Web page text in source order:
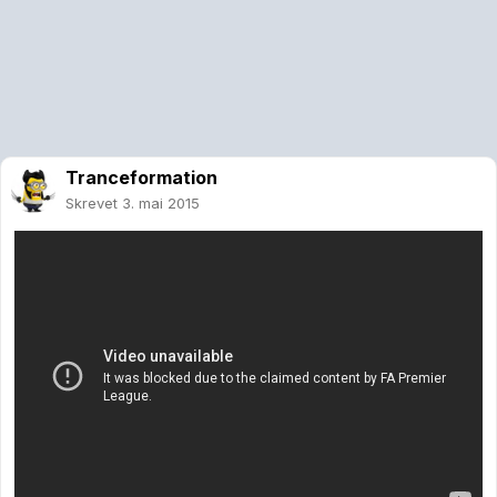
Tranceformation
Skrevet 3. mai 2015